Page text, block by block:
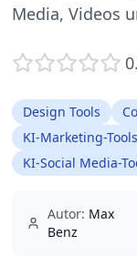
Media, Videos
Design Tools
KI-Marketing-Tools
KI-Social Media-
Autor: Max
Benz